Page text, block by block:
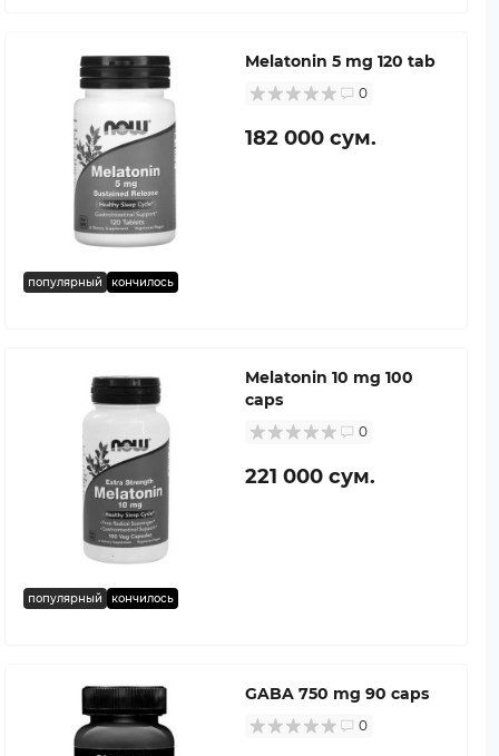
популярный кончилось
Melatonin 5 mg 120 tab
0
182 000 сум.
популярный кончилось
Melatonin 10 mg 100
caps
0
221 000 сум.
GABA 750 mg 90 caps
0